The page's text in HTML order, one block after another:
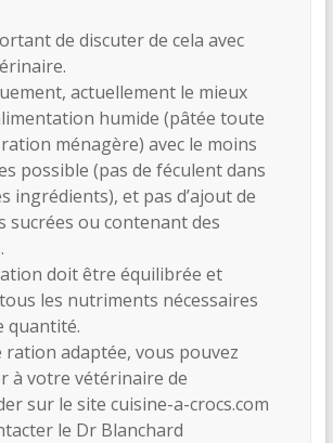
de discuter de cela avec
actuellement le mieux
humide (pâtée toute
ménagère) avec le moins
possible (pas de féculent dans
ingrédients), et pas d’ajout de
sucrées ou contenant des
doit être équilibrée et
les nutriments nécessaires
quantité.
ration adaptée, vous pouvez
à votre vétérinaire de
sur le site cuisine-a-crocs.com
le Dr Blanchard